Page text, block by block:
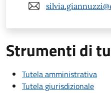
Strumenti di
Tutela amministrativa
Tutela giurisdizionale